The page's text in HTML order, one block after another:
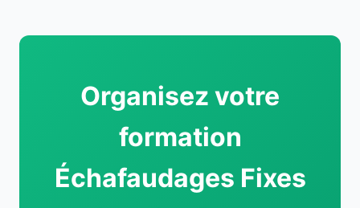
Organisez votre
formation
Échafaudages Fixes